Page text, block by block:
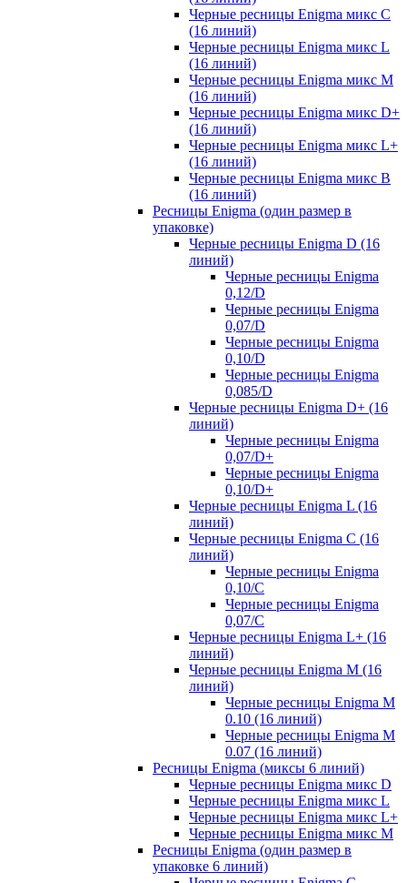
Черные ресницы Enigma микс C
(16 линий)
Черные ресницы Enigma микс L
(16 линий)
Черные ресницы Enigma микс M
(16 линий)
Черные ресницы Enigma микс D+
(16 линий)
Черные ресницы Enigma микс L+
(16 линий)
Черные ресницы Enigma микс В
(16 линий)
Ресницы Enigma (один размер в
упаковке)
Черные ресницы Enigma D (16
линий)
Черные ресницы Enigma
0,12/D
Черные ресницы Enigma
0,07/D
Черные ресницы Enigma
0,10/D
Черные ресницы Enigma
0,085/D
Черные ресницы Enigma D+ (16
линий)
Черные ресницы Enigma
0,07/D+
Черные ресницы Enigma
0,10/D+
Черные ресницы Enigma L (16
линий)
Черные ресницы Enigma C (16
линий)
Черные ресницы Enigma
0,10/C
Черные ресницы Enigma
0,07/С
Черные ресницы Enigma L+ (16
линий)
Черные ресницы Enigma M (16
линий)
Черные ресницы Enigma M
0.10 (16 линий)
Черные ресницы Enigma M
0.07 (16 линий)
Ресницы Enigma (миксы 6 линий)
Черные ресницы Enigma микс D
Черные ресницы Enigma микс L
Черные ресницы Enigma микс L+
Черные ресницы Enigma микс M
Ресницы Enigma (один размер в
упаковке 6 линий)